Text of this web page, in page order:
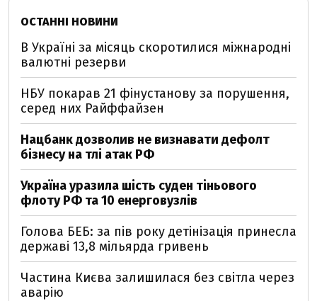
ОСТАННІ НОВИНИ
В Україні за місяць скоротилися міжнародні
валютні резерви
НБУ покарав 21 фінустанову за порушення,
серед них Райффайзен
Нацбанк дозволив не визнавати дефолт
бізнесу на тлі атак РФ
Україна уразила шість суден тіньового
флоту РФ та 10 енерговузлів
Голова БЕБ: за пів року детінізація принесла
державі 13,8 мільярда гривень
Частина Києва залишилася без світла через
аварію